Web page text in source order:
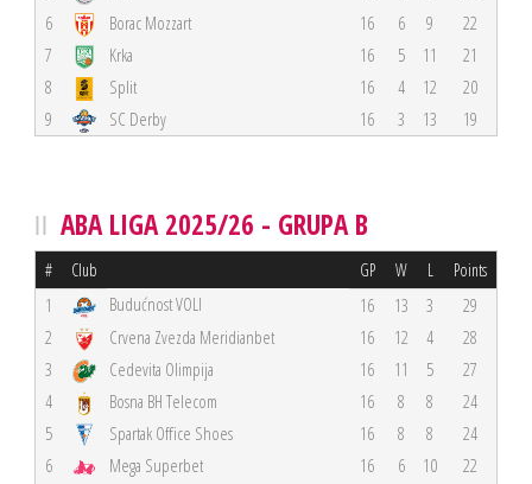
6
Borac Mozzart 16 6 9
22
7
Krka 16 5 11
21
8
Split 16 4 12
20
9
SC Derby 16 3 13 19
ABA LIGA 2025/26 - GRUPA B
# Club GP W L Points
1 Budućnost VOLI 16 13 3
29
2
Crvena Zvezda Meridianbet 16 12 4
28
3
Cedevita Olimpija 16 11 5
27
4
Bosna BH Telecom 16 8 8
24
5
Spartak Office Shoes 16 8 8
24
6
Mega Superbet 16 6 10
22